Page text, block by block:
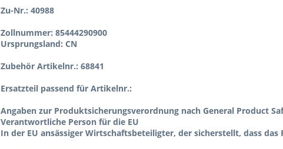
Zu-Nr.: 40988
Zollnummer: 85444290900
Ursprungsland: CN
Zubehör Artikelnr.: 68841
Ersatzteil passend für Artikelnr.:
Angaben zur Produktsicherungsverordnung nach General Product
Verantwortliche Person für die EU
In der EU ansässiger Wirtschaftsbeteiligter, der sicherstellt, dass